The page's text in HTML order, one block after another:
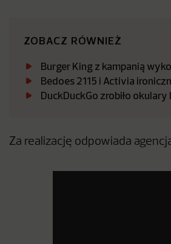
ZOBACZ RÓWNIEŻ
Burger King z kampanią
Bedoes 2115 i Activia
DuckDuckGo zrobiło
Za realizację odpowiada